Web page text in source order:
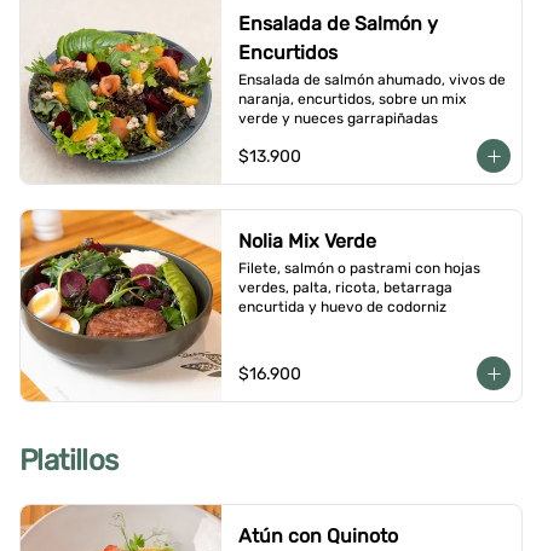
Ensalada de Salmón y
Encurtidos
Ensalada de salmón ahumado, vivos de
naranja, encurtidos, sobre un mix
verde y nueces garrapiñadas
$13.900
Nolia Mix Verde
Filete, salmón o pastrami con hojas
verdes, palta, ricota, betarraga
encurtida y huevo de codorniz
$16.900
Platillos
Atún con Quinoto